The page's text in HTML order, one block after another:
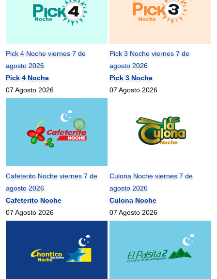
Pick 4 Noche viernes 7 de
agosto 2026
Pick 4 Noche
07 Agosto 2026
Pick 3 Noche viernes 7 de
agosto 2026
Pick 3 Noche
07 Agosto 2026
Cafeterito Noche viernes 7 de
agosto 2026
Cafeterito Noche
07 Agosto 2026
Culona Noche viernes 7 de
agosto 2026
Culona Noche
07 Agosto 2026